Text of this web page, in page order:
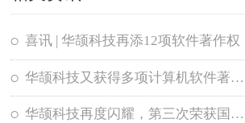
喜讯 | 华颉科技再添12项软件著作权
华颉科技又获得多项计算机软件著作权登记证书
华颉科技再度闪耀，第三次荣获国家级“高新技术企业”认定